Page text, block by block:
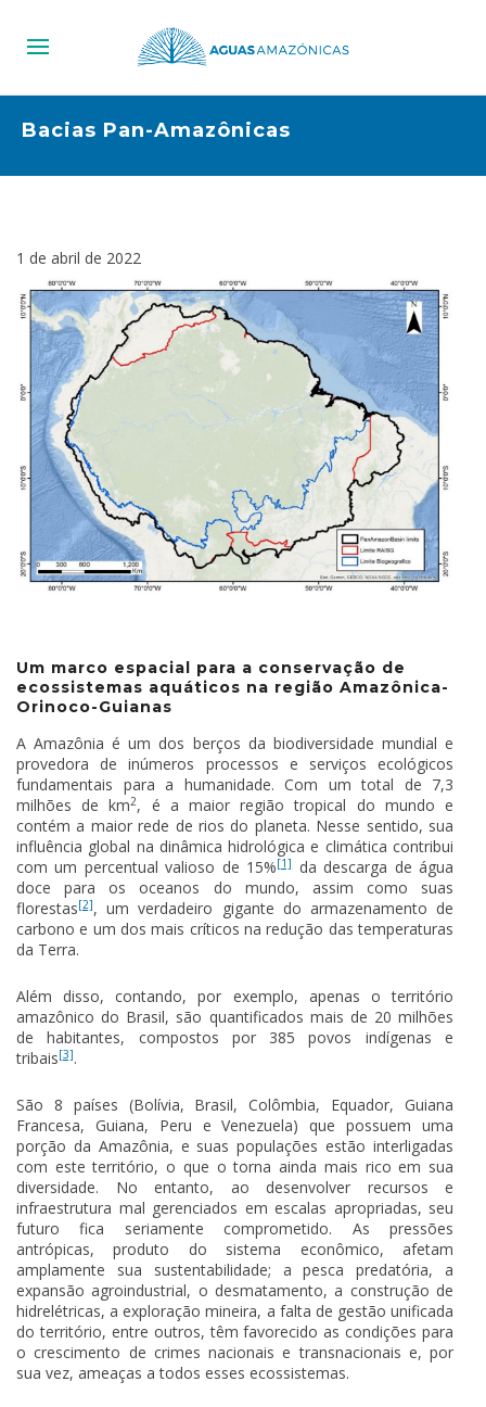
Bacias Pan-Amazônicas
1 de abril de 2022
Um marco espacial para a conservação de
ecossistemas aquáticos na região Amazônica-
Orinoco-Guianas
A Amazônia é um dos berços da biodiversidade mundial e
provedora de inúmeros processos e serviços ecológicos
fundamentais para a humanidade. Com um total de 7,3
milhões de km2, é a maior região tropical do mundo e
contém a maior rede de rios do planeta. Nesse sentido, sua
influência global na dinâmica hidrológica e climática contribui
com um percentual valioso de 15%[1]da descarga de água
doce para os oceanos do mundo, assim como suas
florestas[2], um verdadeiro gigante do armazenamento de
carbono e um dos mais críticos na redução das temperaturas
da Terra.
Além disso, contando, por exemplo, apenas o território
amazônico do Brasil, são quantificados mais de 20 milhões
de habitantes, compostos por 385 povos indígenas e
tribais[3].
São 8 países (Bolívia, Brasil, Colômbia, Equador, Guiana
Francesa, Guiana, Peru e Venezuela) que possuem uma
porção da Amazônia, e suas populações estão interligadas
com este território, o que o torna ainda mais rico em sua
diversidade. No entanto, ao desenvolver recursos e
infraestrutura mal gerenciados em escalas apropriadas, seu
futuro fica seriamente comprometido. As pressões
antrópicas, produto do sistema econômico, afetam
amplamente sua sustentabilidade; a pesca predatória, a
expansão agroindustrial, o desmatamento, a construção de
hidrelétricas, a exploração mineira, a falta de gestão unificada
do território, entre outros, têm favorecido as condições para
o crescimento de crimes nacionais e transnacionais e, por
sua vez, ameaças a todos esses ecossistemas.